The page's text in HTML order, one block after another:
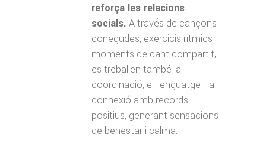
reforça les relacions
socials. A través de cançons
conegudes, exercicis rítmics i
moments de cant compartit,
es treballen també la
coordinació, el llenguatge i la
connexió amb records
positius, generant sensacions
de benestar i calma.